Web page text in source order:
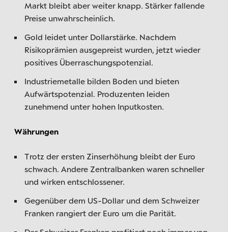
Markt bleibt aber weiter knapp. Stärker fallende
Preise unwahrscheinlich.
Gold leidet unter Dollarstärke. Nachdem
Risikoprämien ausgepreist wurden, jetzt wieder
positives Überraschungspotenzial.
Industriemetalle bilden Boden und bieten
Aufwärtspotenzial. Produzenten leiden
zunehmend unter hohen Inputkosten.
Währungen
Trotz der ersten Zinserhöhung bleibt der Euro
schwach. Andere Zentralbanken waren schneller
und wirken entschlossener.
Gegenüber dem US-Dollar und dem Schweizer
Franken rangiert der Euro um die Parität.